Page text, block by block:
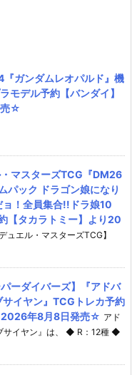
『ガンダムレオパルド』機
モデル予約【バンダイ】
売☆
・マスターズTCG『DM26
パック ドラゴン娘になり
ョ！全員集合!!ドラ娘10
【タカラトミー】より20
デュエル・マスターズTCG】
ーダイバーズ】『アドバ
サイヤン』TCGトレカ予約
2026年8月8日発売☆ アド
サイヤン』は、 ◆ R：12種 ◆